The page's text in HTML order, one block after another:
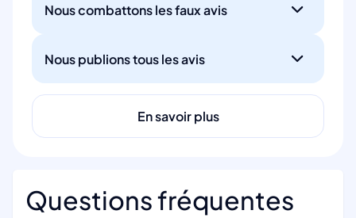
Nous combattons les faux avis
Nous publions tous les avis
En savoir plus
Questions fréquentes